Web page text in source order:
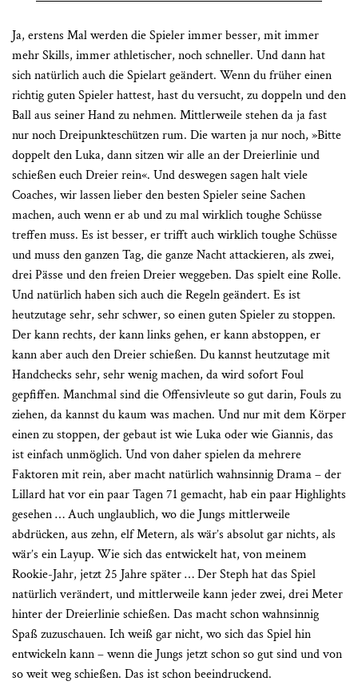
Ja, erstens Mal werden die Spieler immer besser, mit immer
mehr Skills, immer athletischer, noch schneller. Und dann hat
sich natürlich auch die Spielart geändert. Wenn du früher einen
richtig guten Spieler hattest, hast du versucht, zu doppeln und den
Ball aus seiner Hand zu nehmen. Mittlerweile stehen da ja fast
nur noch Dreipunkteschützen rum. Die warten ja nur noch, »Bitte
doppelt den Luka, dann sitzen wir alle an der Dreierlinie und
schießen euch Dreier rein«. Und deswegen sagen halt viele
Coaches, wir lassen lieber den besten Spieler seine Sachen
machen, auch wenn er ab und zu mal wirklich toughe Schüsse
treffen muss. Es ist besser, er trifft auch wirklich toughe Schüsse
und muss den ganzen Tag, die ganze Nacht attackieren, als zwei,
drei Pässe und den freien Dreier weggeben. Das spielt eine Rolle.
Und natürlich haben sich auch die Regeln geändert. Es ist
heutzutage sehr, sehr schwer, so einen guten Spieler zu stoppen.
Der kann rechts, der kann links gehen, er kann abstoppen, er
kann aber auch den Dreier schießen. Du kannst heutzutage mit
Handchecks sehr, sehr wenig machen, da wird sofort Foul
gepfiffen. Manchmal sind die Offensivleute so gut darin, Fouls zu
ziehen, da kannst du kaum was machen. Und nur mit dem Körper
einen zu stoppen, der gebaut ist wie Luka oder wie Giannis, das
ist einfach unmöglich. Und von daher spielen da mehrere
Faktoren mit rein, aber macht natürlich wahnsinnig Drama – der
Lillard hat vor ein paar Tagen 71 gemacht, hab ein paar Highlights
gesehen … Auch unglaublich, wo die Jungs mittlerweile
abdrücken, aus zehn, elf Metern, als wär’s absolut gar nichts, als
wär’s ein Layup. Wie sich das entwickelt hat, von meinem
Rookie-Jahr, jetzt 25 Jahre später … Der Steph hat das Spiel
natürlich verändert, und mittlerweile kann jeder zwei, drei Meter
hinter der Dreierlinie schießen. Das macht schon wahnsinnig
Spaß zuzuschauen. Ich weiß gar nicht, wo sich das Spiel hin
entwickeln kann – wenn die Jungs jetzt schon so gut sind und von
so weit weg schießen. Das ist schon beeindruckend.